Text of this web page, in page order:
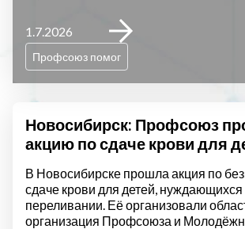
1.7.2026
Профсоюз помог
Новосибирск: Профсоюз
акцию по сдаче крови для
В Новосибирске прошла акция по
сдаче крови для детей, нуждающихся
переливании. Её организовали
организация Профсоюза и